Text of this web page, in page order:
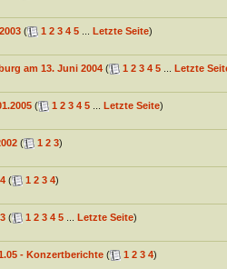
( 1 2 3 4 5... Letzte Seite)
am 13. Juni 2004 ( 1 2 3 4 5... Letzte
( 1 2 3 4 5... Letzte Seite)
( 1 2 3)
( 1 2 3 4)
( 1 2 3 4 5... Letzte Seite)
- Konzertberichte ( 1 2 3 4)